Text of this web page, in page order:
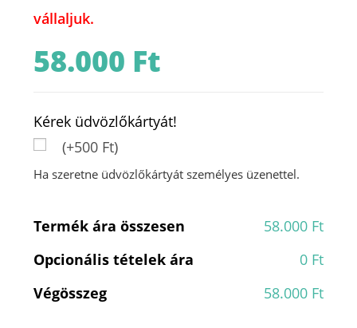
vállaljuk.
58.000 Ft
Kérek üdvözlőkártyát!
(+500 Ft)
Ha szeretne üdvözlőkártyát személyes üzenettel.
Termék ára összesen
58.000 Ft
Opcionális tételek ára
0 Ft
Végösszeg
58.000 Ft